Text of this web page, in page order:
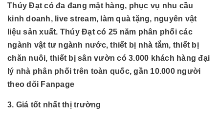
Thúy Đạt có đa đang mặt hàng, phục vụ nhu cầu
kinh doanh, live stream, làm quà tặng, nguyên vật
liệu sản xuất. Thúy Đạt có 25 năm phân phối các
ngành vật tư ngành nước, thiết bị nhà tắm, thiết bị
chăn nuôi, thiết bị sân vườn có 3.000 khách hàng đại
lý nhà phân phối trên toàn quốc, gần 10.000 người
theo dõi Fanpage
3. Giá tốt nhất thị trường